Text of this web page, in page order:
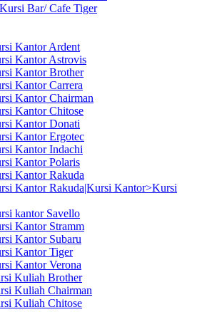
Bar/ Cafe Tiger
Kantor Ardent
Kantor Astrovis
Kantor Brother
Kantor Carrera
Kantor Chairman
Kantor Chitose
Kantor Donati
Kantor Ergotec
Kantor Indachi
Kantor Polaris
Kantor Rakuda
Kantor Rakuda|Kursi Kantor>Kursi
kantor Savello
Kantor Stramm
Kantor Subaru
Kantor Tiger
Kantor Verona
Kuliah Brother
Kuliah Chairman
Kuliah Chitose